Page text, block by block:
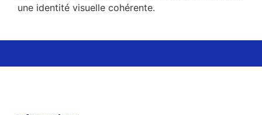
une identité visuelle cohérente.